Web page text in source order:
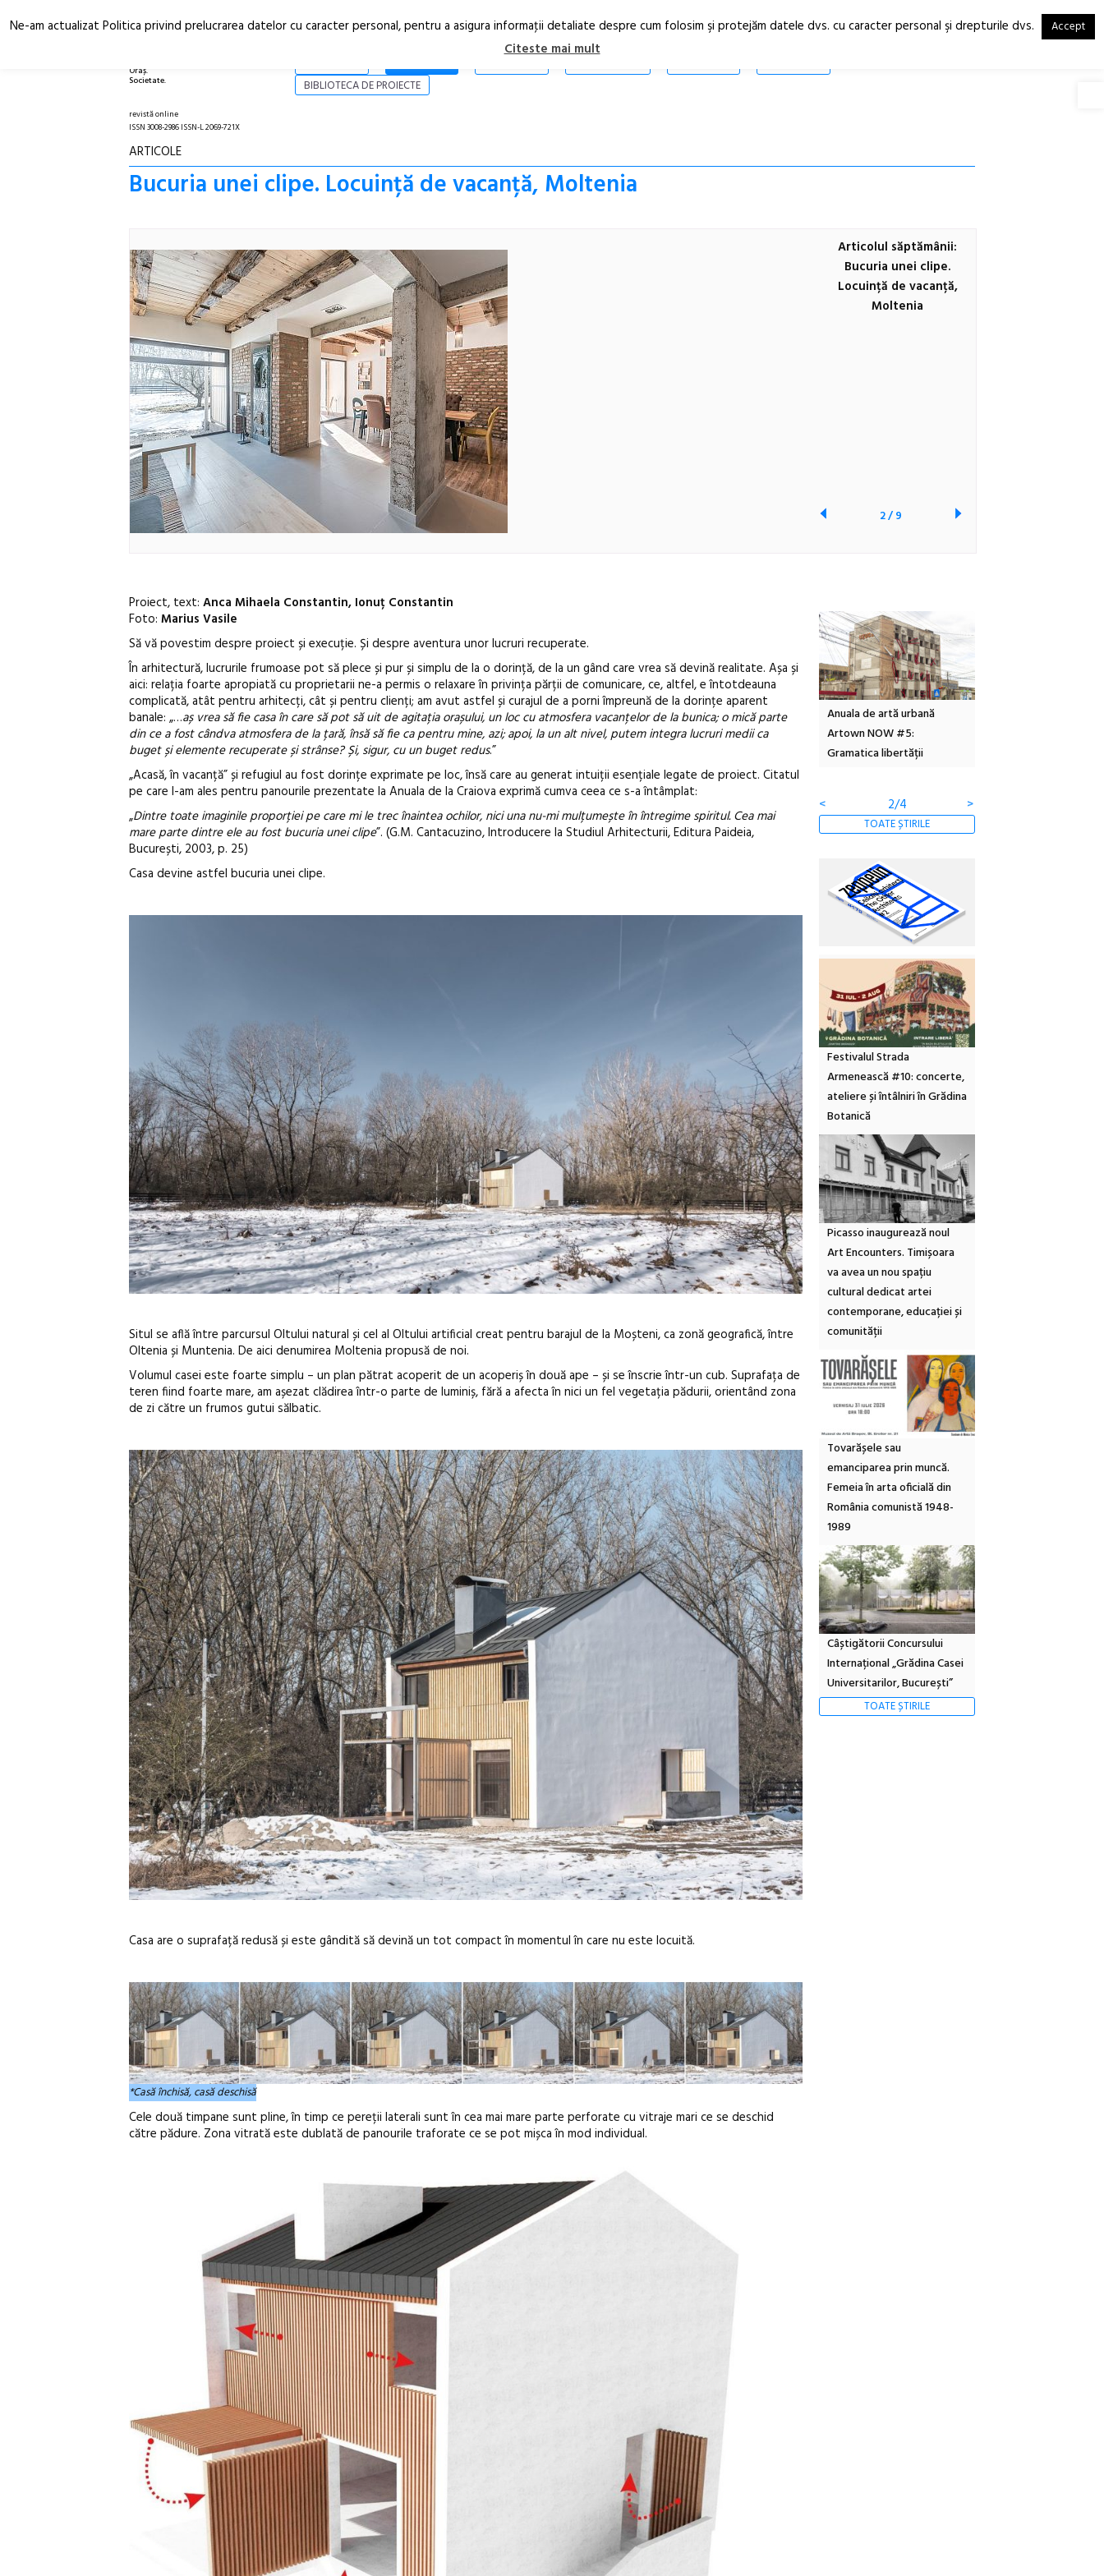
Oraș.
Societate.
RO
EN
ARTICOLE
BIBLIOTECA DE PROIECTE
revistă online
ISSN 3008-2986 ISSN-L 2069-721X
ARTICOLE
Bucuria unei clipe. Locuință de vacanță, Moltenia
Articolul săptămânii:
Bucuria unei clipe.
Locuință de vacanță,
Moltenia
2/9
Proiect, text: Anca Mihaela Constantin, Ionuț Constantin
Foto: Marius Vasile
Să vă povestim despre proiect și execuție. Și despre aventura unor lucruri recuperate.
În arhitectură, lucrurile frumoase pot să plece și pur și simplu de la o dorință, de la un gând care vrea să devină realitate. Așa și
aici: relația foarte apropiată cu proprietarii ne-a permis o relaxare în privința părții de comunicare, ce, altfel, e întotdeauna
complicată, atât pentru arhitecți, cât și pentru clienți; am avut astfel și curajul de a porni împreună de la dorințe aparent
banale: „…aș vrea să fie casa în care să pot să uit de agitația orașului, un loc cu atmosfera vacanțelor de la bunica; o mică parte
din ce a fost cândva atmosfera de la țară, însă să fie ca pentru mine, azi; apoi, la un alt nivel, putem integra lucruri medii ca
buget și elemente recuperate și strânse? Și, sigur, cu un buget redus.”
„Acasă, în vacanță” și refugiul au fost dorințe exprimate pe loc, însă care au generat intuiții esențiale legate de proiect. Citatul
pe care l-am ales pentru panourile prezentate la Anuala de la Craiova exprimă cumva ceea ce s-a întâmplat:
„Dintre toate imaginile proporției pe care mi le trec înaintea ochilor, nici una nu-mi mulțumește în întregime spiritul. Cea mai
mare parte dintre ele au fost bucuria unei clipe”. (G.M. Cantacuzino, Introducere la Studiul Arhitecturii, Editura Paideia,
București, 2003, p. 25)
Casa devine astfel bucuria unei clipe.
Situl se află între parcursul Oltului natural și cel al Oltului artificial creat pentru barajul de la Moșteni, ca zonă geografică, între
Oltenia și Muntenia. De aici denumirea Moltenia propusă de noi.
Volumul casei este foarte simplu – un plan pătrat acoperit de un acoperiș în două ape – și se înscrie într-un cub. Suprafața de
teren fiind foarte mare, am așezat clădirea într-o parte de luminiș, fără a afecta în nici un fel vegetația pădurii, orientând zona
de zi către un frumos gutui sălbatic.
Casa are o suprafață redusă și este gândită să devină un tot compact în momentul în care nu este locuită.
*Casă închisă, casă deschisă
Cele două timpane sunt pline, în timp ce pereții laterali sunt în cea mai mare parte perforate cu vitraje mari ce se deschid
către pădure. Zona vitrată este dublată de panourile traforate ce se pot mișca în mod individual.
Anuala de artă urbană
Artown NOW #5:
Festivalul Cinemascop
revine la Eforie Sud cu a IX-a
ediție
<
3/4 >
TOATE ȘTIRILE
Festivalul Strada
Armenească #10: concerte,
ateliere și întâlniri în Grădina
Botanică
Picasso inaugurează noul
Art Encounters. Timișoara
va avea un nou spațiu
cultural dedicat artei
contemporane, educației și
comunității
Tovarășele sau
emanciparea prin muncă.
Femeia în arta oficială din
România comunistă 1948-
1989
Câștigătorii Concursului
Internațional „Grădina Casei
Universitarilor, București”
TOATE ȘTIRILE
Ne-am actualizat Politica privind prelucrarea datelor cu caracter personal, pentru a asigura informaţii detaliate despre cum folosim şi protejăm datele dvs. cu caracter personal şi drepturile dvs. Accept
Citeste mai mult